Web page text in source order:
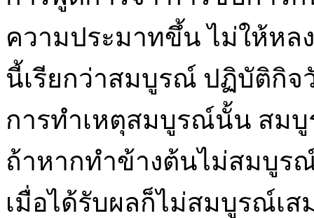
ความประมาทขึ้น ไม่ให้ห
นี้เรียกว่าสมบูรณ์ ปฏิบัติกิจ
การทำเหตุสมบูรณ์นั้น สม
ถ้าหากทำข้างต้นไม่สมบูร
เมื่อได้รับผลก็ไม่สมบูรณ์เ